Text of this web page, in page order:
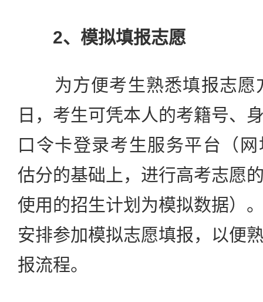
2、模拟填报志愿
为方便考生熟悉填报志愿
日，考生可凭本人的考籍号、
口令卡登录考生服务平台（
估分的基础上，进行高考志愿
使用的招生计划为模拟数据）
安排参加模拟志愿填报，以便
报流程。